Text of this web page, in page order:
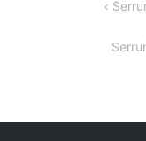
NAVIGATION